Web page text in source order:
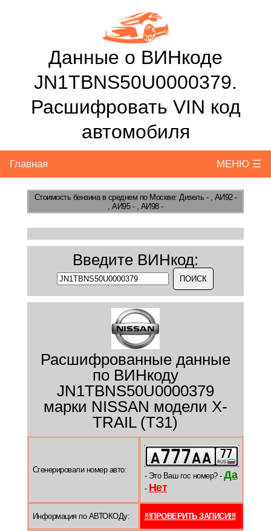
Данные о ВИНкоде
JN1TBNS50U0000379.
Расшифровать VIN код
автомобиля
Главная МЕНЮ ☰
Стоимость бензинав среднем по Москве: Дизель - , АИ92 -
, АИ95 - , АИ98 -
Введите ВИНкод:
Расшифрованные данные
по ВИНкоду
JN1TBNS50U0000379
марки NISSAN модели X-
TRAIL (T31)
Сгенерировали номер авто:
- Это Ваш гос номер? - Да
- Нет
Информация по АВТОКОДу: !!!ПРОВЕРИТЬ ЗАПИСИ!!!